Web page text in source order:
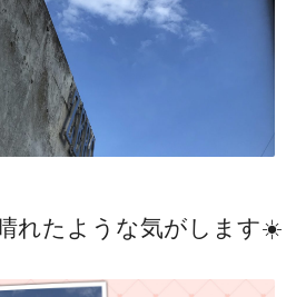
れたような気がします☀️